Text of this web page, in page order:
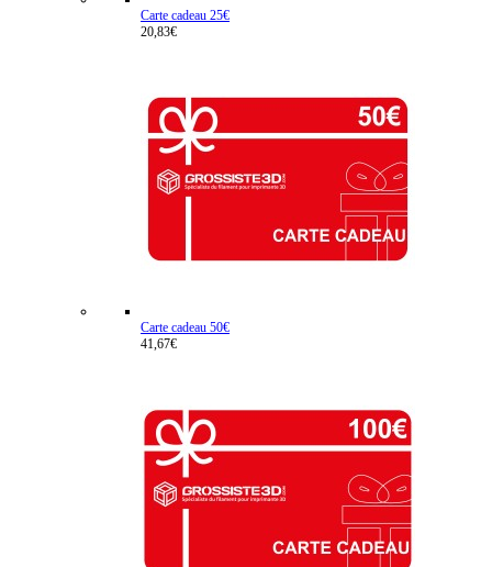
Carte cadeau 25€
20,83€
Carte cadeau 50€
41,67€